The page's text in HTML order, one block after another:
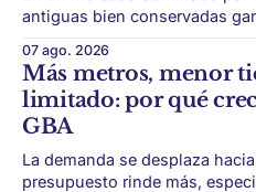
antiguas bien conservadas
algunas piezas residenciales
barrio. En medio de torres, edificios nuevos y proyectos
premium, todavía aparecen
07 ago. 2026
Más metros, menor
limitado: por qué
GBA
La demanda se desplaza
presupuesto rinde más,